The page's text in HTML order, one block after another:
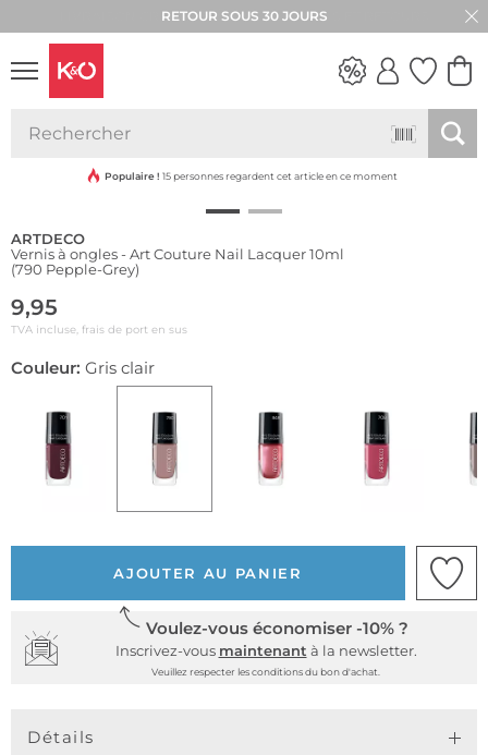
RETOUR SOUS 30 JOURS
VIBES
Populaire ! 15 personnes regardent cet article en ce moment
ARTDECO
Vernis à ongles - Art Couture Nail Lacquer 10ml
(790 Pepple-Grey)
9,95
TVA incluse, frais de port en sus
Couleur: Gris clair
AJOUTER AU PANIER
Voulez-vous économiser -10% ?
Inscrivez-vous maintenant à la newsletter.
Veuillez respecter les conditions du bon d'achat.
Détails